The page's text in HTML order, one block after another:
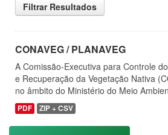
Filtrar Resultados
CONAVEG / PLANAVEG
A Comissão-Executiva para Controle
e Recuperação da Vegetação Nativa
no âmbito do Ministério do Meio
PDF ZIP + CSV